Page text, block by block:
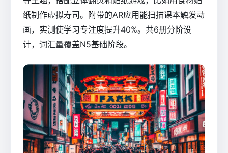
纸制作虚拟寿司。附带的AR应用能扫描课本触发动
画，实测使学习专注度提升40%。共6册分阶设
计，词汇量覆盖N5基础阶段。